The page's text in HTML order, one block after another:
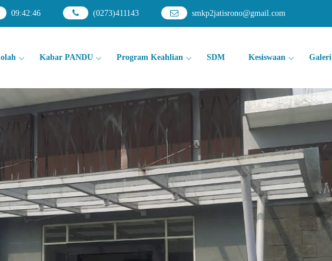
09:42:48 (0273)411143 smkp2jatisrono@gmail.com
Kabar PANDU Program Keahlian SDM Kesiswaan Galeri